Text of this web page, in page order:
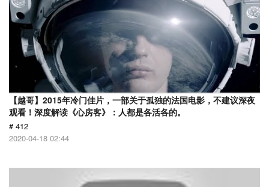
【越哥】2015年冷门佳片，一部关于孤独的法国电影，不建议深夜
观看！深度解读《心房客》：人都是各活各的。
# 412
2020-04-18 02:44